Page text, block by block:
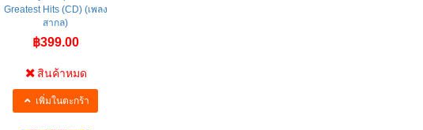
Greatest Hits (CD) (เพลง
สากล)
฿399.00
สินค้าหมด
เพิ่มในตะกร้า